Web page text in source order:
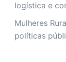
logística e
Mulheres
políticas